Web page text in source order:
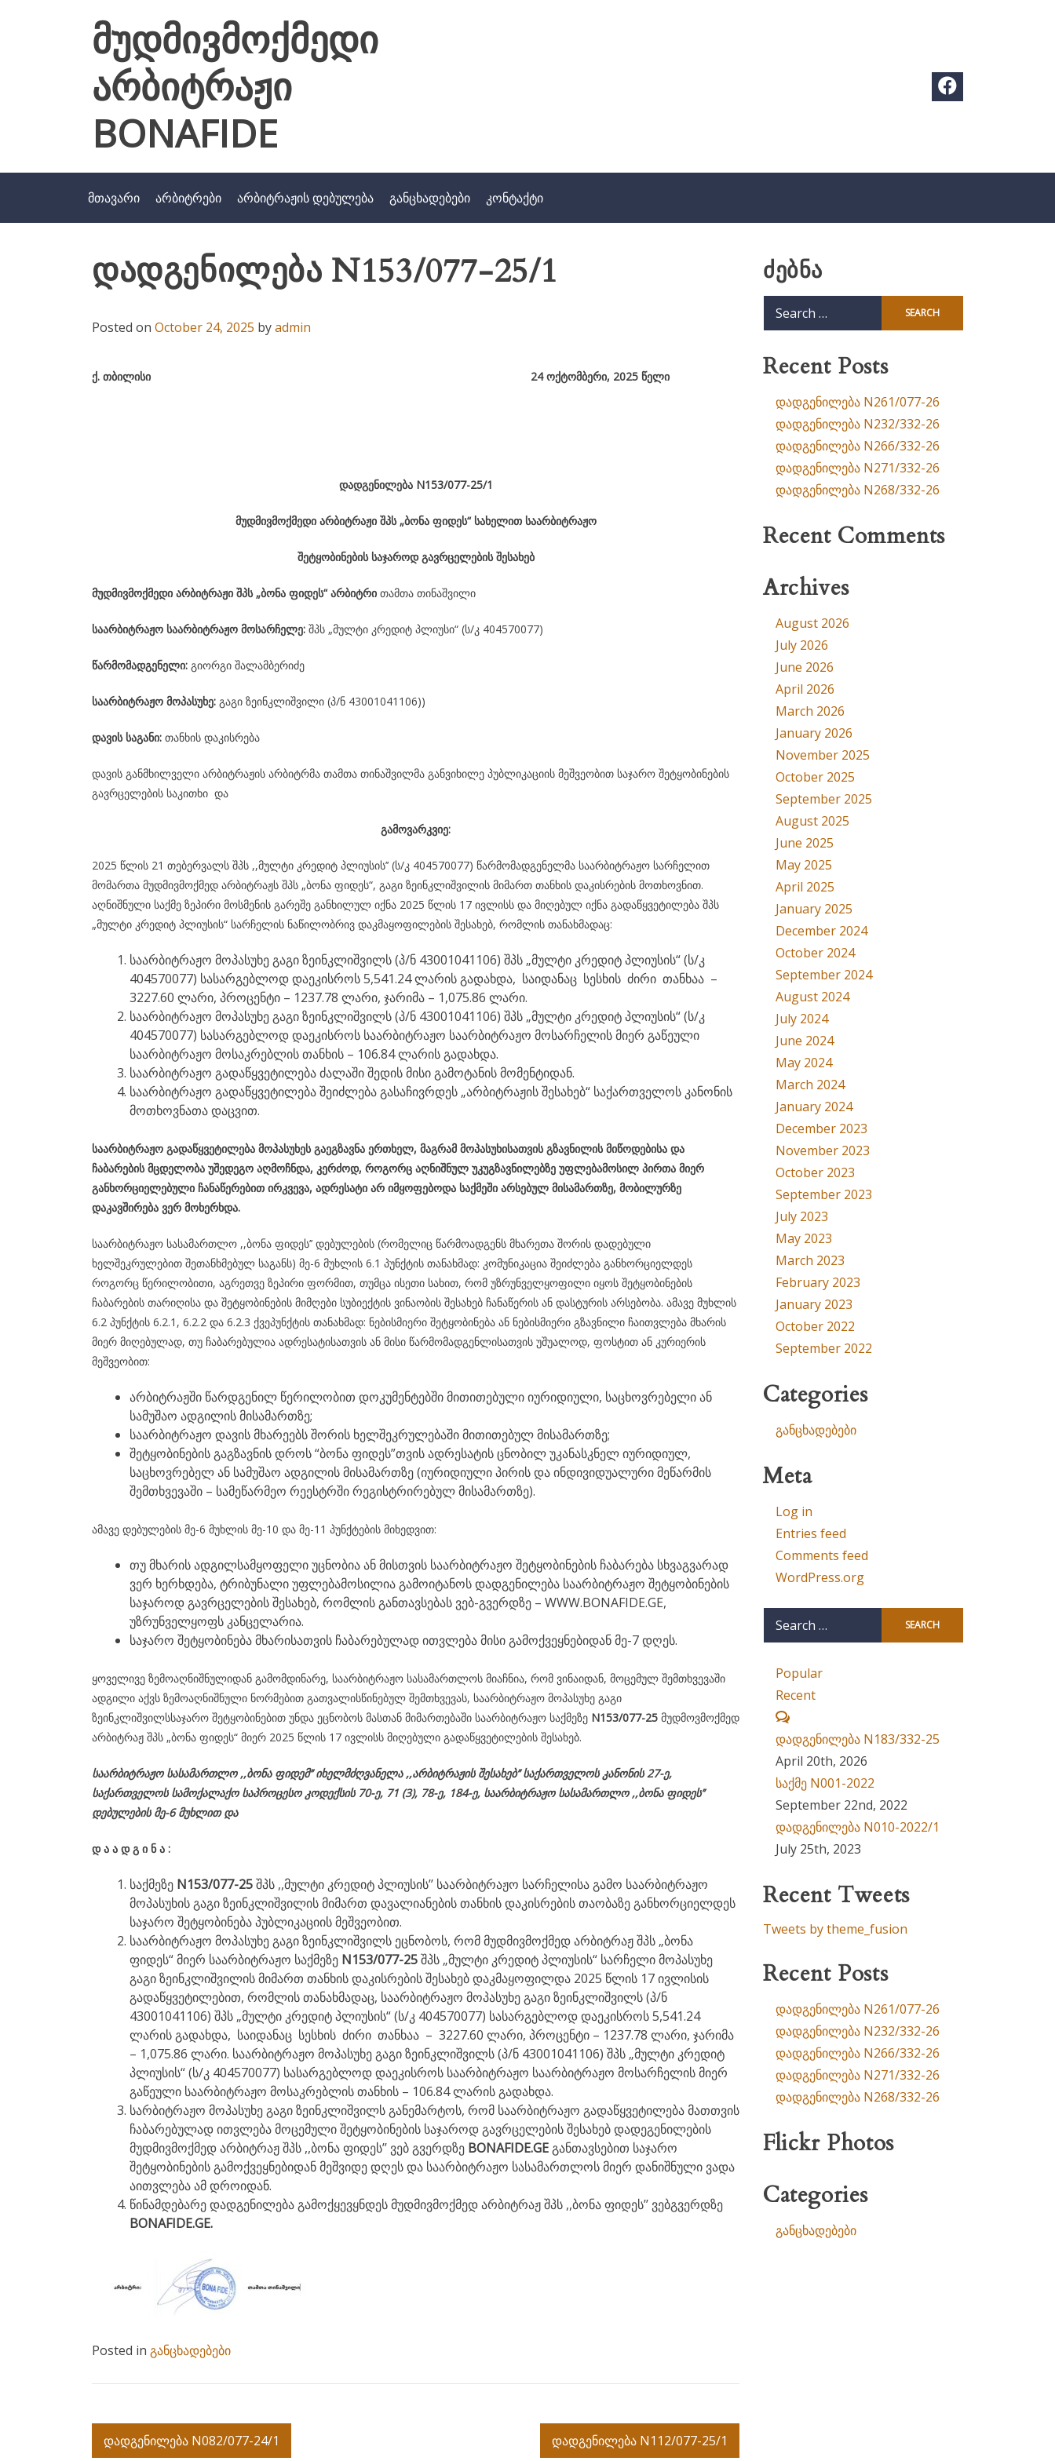
მუდმივმოქმედი
არბიტრაჟი
BONAFIDE
მთავარი არბიტრები არბიტრაჟის დებულება განცხადებები კონტაქტი
დადგენილება N153/077-25/1
Posted on October 24, 2025 byadmin
ქ. თბილისი 24ოქტომბერი, 2025 წელი
დადგენილება N153/077-25/1
მუდმივმოქმედი არბიტრაჟი შპს „ბონა ფიდეს“ სახელით საარბიტრაჟო
შეტყობინების საჯაროდ გავრცელების შესახებ
მუდმივმოქმედი არბიტრაჟი შპს „ბონა ფიდეს“ არბიტრი თამთა თინაშვილი
საარბიტრაჟო საარბიტრაჟო მოსარჩელე: შპს „მულტი კრედიტ პლიუსი“ (ს/კ 404570077)
წარმომადგენელი: გიორგი შალამბერიძე
საარბიტრაჟო მოპასუხე: გაგი ზეინკლიშვილი (პ/ნ 43001041106))
დავის საგანი: თანხის დაკისრება
დავის განმხილველი არბიტრაჟის არბიტრმა თამთა თინაშვილმა განვიხილე პუბლიკაციის მეშვეობით საჯარო შეტყობინების
გავრცელების საკითხი და
გამოვარკვიე:
2025 წლის 21 თებერვალს შპს ,,მულტი კრედიტ პლიუსის’’ (ს/კ 404570077) წარმომადგენელმა საარბიტრაჟო სარჩელით
მომართა მუდმივმოქმედ არბიტრაჟს შპს „ბონა ფიდეს“, გაგი ზეინკლიშვილის მიმართ თანხის დაკისრების მოთხოვნით.
აღნიშნული საქმე ზეპირი მოსმენის გარეშე განხილულ იქნა 2025 წლის 17 ივლისს და მიღებულ იქნა გადაწყვეტილება შპს
„მულტი კრედიტ პლიუსის“ სარჩელის ნაწილობრივ დაკმაყოფილების შესახებ, რომლის თანახმადაც:
საარბიტრაჟო მოპასუხე გაგი ზეინკლიშვილს (პ/ნ 43001041106) შპს „მულტი კრედიტ პლიუსის“ (ს/კ
404570077) სასარგებლოდ დაეკისროს 5,541.24 ლარის გადახდა, საიდანაც სესხის ძირი თანხაა –
3227.60 ლარი, პროცენტი – 1237.78 ლარი, ჯარიმა – 1,075.86 ლარი.
საარბიტრაჟო მოპასუხე გაგი ზეინკლიშვილს (პ/ნ 43001041106) შპს „მულტი კრედიტ პლიუსის“ (ს/კ
404570077) სასარგებლოდ დაეკისროს საარბიტრაჟო საარბიტრაჟო მოსარჩელის მიერ გაწეული
საარბიტრაჟო მოსაკრებლის თანხის – 106.84 ლარის გადახდა.
საარბიტრაჟო გადაწყვეტილება ძალაში შედის მისი გამოტანის მომენტიდან.
საარბიტრაჟო გადაწყვეტილება შეიძლება გასაჩივრდეს „არბიტრაჟის შესახებ“ საქართველოს კანონის
მოთხოვნათა დაცვით.
საარბიტრაჟო გადაწყვეტილება მოპასუხეს გაეგზავნა ერთხელ, მაგრამ მოპასუხისათვის გზავნილის მიწოდებისა და
ჩაბარების მცდელობა უშედეგო აღმოჩნდა, კერძოდ, როგორც აღნიშნულ უკუგზავნილებზე უფლებამოსილ პირთა მიერ
განხორციელებული ჩანაწერებით ირკვევა, ადრესატი არ იმყოფებოდა საქმეში არსებულ მისამართზე, მობილურზე
დაკავშირება ვერ მოხერხდა.
საარბიტრაჟო სასამართლო ,,ბონა ფიდეს’’ დებულების (რომელიც წარმოადგენს მხარეთა შორის დადებული
ხელშეკრულებით შეთანხმებულ საგანს) მე-6 მუხლის 6.1 პუნქტის თანახმად: კომუნიკაცია შეიძლება განხორციელდეს
როგორც წერილობითი, აგრეთვე ზეპირი ფორმით, თუმცა ისეთი სახით, რომ უზრუნველყოფილი იყოს შეტყობინების
ჩაბარების თარიღისა და შეტყობინების მიმღები სუბიექტის ვინაობის შესახებ ჩანაწერის ან დასტურის არსებობა. ამავე მუხლის
6.2 პუნქტის 6.2.1, 6.2.2 და 6.2.3 ქვეპუნქტის თანახმად: ნებისმიერი შეტყობინება ან ნებისმიერი გზავნილი ჩაითვლება მხარის
მიერ მიღებულად, თუ ჩაბარებულია ადრესატისათვის ან მისი წარმომადგენლისათვის უშუალოდ, ფოსტით ან კურიერის
მეშვეობით:
არბიტრაჟში წარდგენილ წერილობით დოკუმენტებში მითითებული იურიდიული, საცხოვრებელი ან
სამუშაო ადგილის მისამართზე;
საარბიტრაჟო დავის მხარეებს შორის ხელშეკრულებაში მითითებულ მისამართზე;
შეტყობინების გაგზავნის დროს “ბონა ფიდეს”თვის ადრესატის ცნობილ უკანასკნელ იურიდიულ,
საცხოვრებელ ან სამუშაო ადგილის მისამართზე (იურიდიული პირის და ინდივიდუალური მეწარმის
შემთხვევაში – სამეწარმეო რეესტრში რეგისტრირებულ მისამართზე).
ამავე დებულების მე-6 მუხლის მე-10 და მე-11 პუნქტების მიხედვით:
თუ მხარის ადგილსამყოფელი უცნობია ან მისთვის საარბიტრაჟო შეტყობინების ჩაბარება სხვაგვარად
ვერ ხერხდება, ტრიბუნალი უფლებამოსილია გამოიტანოს დადგენილება საარბიტრაჟო შეტყობინების
საჯაროდ გავრცელების შესახებ, რომლის განთავსებას ვებ-გვერდზე – WWW.BONAFIDE.GE,
უზრუნველყოფს კანცელარია.
საჯარო შეტყობინება მხარისათვის ჩაბარებულად ითვლება მისი გამოქვეყნებიდან მე-7 დღეს.
ყოველივე ზემოაღნიშნულიდან გამომდინარე, საარბიტრაჟო სასამართლოს მიაჩნია, რომ ვინაიდან, მოცემულ შემთხვევაში
ადგილი აქვს ზემოაღნიშნული ნორმებით გათვალისწინებულ შემთხვევას, საარბიტრაჟო მოპასუხე გაგი
ზეინკლიშვილსსაჯარო შეტყობინებით უნდა ეცნობოს მასთან მიმართებაში საარბიტრაჟო საქმეზე N153/077-25 მუდმოვმოქმედ
არბიტრაჟ შპს „ბონა ფიდეს“ მიერ 2025 წლის 17 ივლისს მიღებული გადაწყვეტილების შესახებ.
საარბიტრაჟო სასამართლო ,,ბონა ფიდემ’’ იხელმძღვანელა,,არბიტრაჟის შესახებ’’ საქართველოს კანონის 27-ე,
საქართველოს სამოქალაქო საპროცესო კოდექსის 70-ე, 71 (3), 78-ე, 184-ე, საარბიტრაჟო სასამართლო ,,ბონა ფიდეს’’
დებულების მე-6 მუხლით და
დ ა ა დ გ ი ნ ა :
საქმეზე N153/077-25შპს ,,მულტი კრედიტ პლიუსის’’ საარბიტრაჟო სარჩელისა გამო საარბიტრაჟო
მოპასუხის გაგი ზეინკლიშვილის მიმართ დავალიანების თანხის დაკისრების თაობაზე განხორციელდეს
საჯარო შეტყობინება პუბლიკაციის მეშვეობით.
საარბიტრაჟო მოპასუხე გაგი ზეინკლიშვილს ეცნობოს, რომ მუდმივმოქმედ არბიტრაჟ შპს „ბონა
ფიდეს“ მიერ საარბიტრაჟო საქმეზე N153/077-25შპს „მულტი კრედიტ პლიუსის“ სარჩელი მოპასუხე
გაგი ზეინკლიშვილის მიმართ თანხის დაკისრების შესახებ დაკმაყოფილდა 2025 წლის 17 ივლისის
გადაწყვეტილებით, რომლის თანახმადაც, საარბიტრაჟო მოპასუხე გაგი ზეინკლიშვილს (პ/ნ
43001041106) შპს „მულტი კრედიტ პლიუსის“ (ს/კ 404570077) სასარგებლოდ დაეკისროს 5,541.24
ლარის გადახდა, საიდანაც სესხის ძირი თანხაა – 3227.60 ლარი, პროცენტი – 1237.78 ლარი, ჯარიმა
– 1,075.86 ლარი. საარბიტრაჟო მოპასუხე გაგი ზეინკლიშვილს (პ/ნ 43001041106) შპს „მულტი კრედიტ
პლიუსის“ (ს/კ 404570077) სასარგებლოდ დაეკისროს საარბიტრაჟო საარბიტრაჟო მოსარჩელის მიერ
გაწეული საარბიტრაჟო მოსაკრებლის თანხის – 106.84 ლარის გადახდა.
სარბიტრაჟო მოპასუხე გაგი ზეინკლიშვილს განემარტოს, რომ საარბიტრაჟო გადაწყვეტილება მათთვის
ჩაბარებულად ითვლება მოცემული შეტყობინების საჯაროდ გავრცელების შესახებ დადეგენილების
მუდმივმოქმედ არბიტრაჟ შპს ,,ბონა ფიდეს’’ ვებ გვერდზე BONAFIDE.GEგანთავსებით საჯარო
შეტყობინების გამოქვეყნებიდან მეშვიდე დღეს და საარბიტრაჟო სასამართლოს მიერ დანიშნული ვადა
აითვლება ამ დროიდან.
წინამდებარე დადგენილება გამოქყევყნდეს მუდმივმოქმედ არბიტრაჟ შპს ,,ბონა ფიდეს’’ ვებგვერდზე
BONAFIDE.GE.
Posted in განცხადებები
Post
დადგენილება N082/077-24/1 დადგენილება N112/077-25/1
ძებნა
Recent Posts
დადგენილება N261/077-26
დადგენილება N232/332-26
დადგენილება N266/332-26
დადგენილება N271/332-26
დადგენილება N268/332-26
Recent Comments
Archives
August 2026
July 2026
June 2026
April 2026
March 2026
January 2026
November 2025
October 2025
September 2025
August 2025
June 2025
May 2025
April 2025
January 2025
December 2024
October 2024
September 2024
August 2024
July 2024
June 2024
May 2024
March 2024
January 2024
December 2023
November 2023
October 2023
September 2023
July 2023
May 2023
March 2023
February 2023
January 2023
October 2022
September 2022
Categories
განცხადებები
Meta
Log in
Entries feed
Comments feed
WordPress.org
Popular
Recent
Comments
დადგენილება N183/332-25
April 20th, 2026
საქმე N001-2022
September 22nd, 2022
დადგენილება N010-2022/1
July 25th, 2023
Recent Tweets
Tweets by theme_fusion
Recent Posts
დადგენილება N261/077-26
დადგენილება N232/332-26
დადგენილება N266/332-26
დადგენილება N271/332-26
დადგენილება N268/332-26
Flickr Photos
Categories
განცხადებები